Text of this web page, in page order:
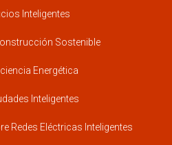
Inteligentes
Sostenible
Energética
Inteligentes
Redes Eléctricas Inteligentes